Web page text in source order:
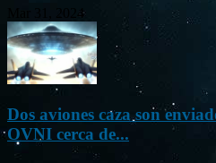
Mar 31, 2024
Dos aviones caza son
OVNI cerca de...